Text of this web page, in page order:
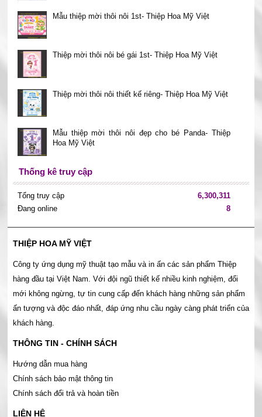
Mẫu thiệp mời thôi nôi 1st- Thiệp Hoa Mỹ Việt
Thiệp mời thôi nôi bé gái 1st- Thiệp Hoa Mỹ Việt
Thiệp mời thôi nôi thiết kế riêng- Thiệp Hoa Mỹ Việt
Mẫu thiệp mời thôi nôi đẹp cho bé Panda- Thiệp
Hoa Mỹ Việt
Thống kê truy cập
Tổng truy cập
6,300,311
Đang online
8
THIỆP HOA MỸ VIỆT
Công ty ứng dụng mỹ thuật tạo mẫu và in ấn các sản phẩm Thiệp
hàng đầu tại Việt Nam. Với đội ngũ thiết kế nhiều kinh nghiệm, đổi
mới không ngừng, tự tin cung cấp đến khách hàng những sản phẩm
ấn tượng và độc đáo nhất, đáp ứng nhu cầu ngày càng phát triển của
khách hàng.
THÔNG TIN - CHÍNH SÁCH
Hướng dẫn mua hàng
Chính sách bảo mật thông tin
Chính sách đổi trả và hoàn tiền
LIÊN HỆ